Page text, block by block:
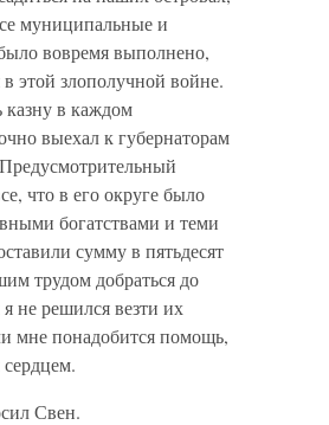
муниципальные и
вовремя выполнено,
этой злополучной войне.
казну в каждом
выехал к губернаторам
что в его округе было
богатствами и теми
сумму в пятьдесят
трудом добраться до
не решился везти их
мне понадобится помощь,
Свен.